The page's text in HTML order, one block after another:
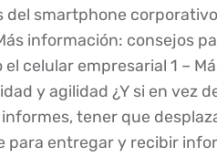
del smartphone
información: consejos
el celular empresarial 1 –
y agilidad ¿Y si en vez
tener que
para entregar y recibir